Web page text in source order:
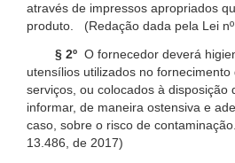
através de impressos apropriados
produto. (Redação dada pela Lei
§ 2º O fornecedor deverá
utensílios utilizados no fornecimento
serviços, ou colocados à disposição
informar, de maneira ostensiva e
caso, sobre o risco de
13.486, de 2017)